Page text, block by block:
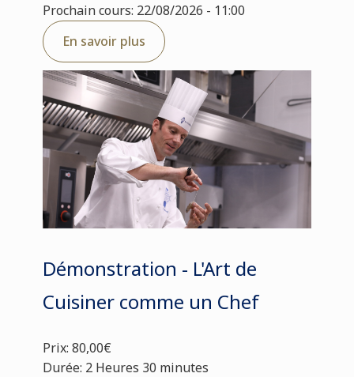
Prochain cours: 22/08/2026 - 11:00
En savoir plus
Démonstration - L'Art de
Cuisiner comme un Chef
Prix: 80,00€
Durée: 2 Heures 30 minutes